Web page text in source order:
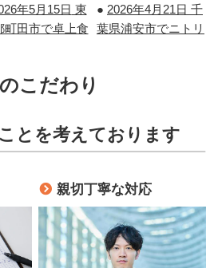
年5月15日 東
町田市で卓上食
● 2026年4月21日 千
葉県浦安市でニトリ
こだわり
とを考えております
親切丁寧な対応